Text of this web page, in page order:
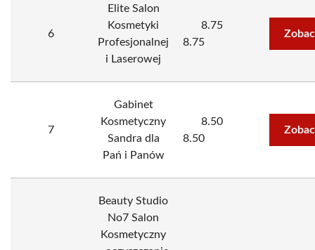
6
Elite Salon
Kosmetyki
Profesjonalnej
i Laserowej
8.75
8.75
7
Gabinet
Kosmetyczny
Sandra dla
Pań i Panów
8.50
8.50
Beauty Studio
No7 Salon
Kosmetyczny